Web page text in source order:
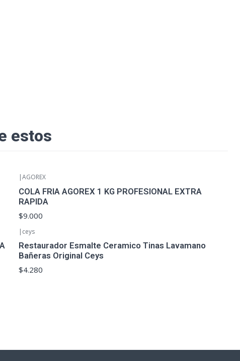
estos
|AGOREX
COLA FRIA AGOREX 1 KG PROFESIONAL EXTRA
RAPIDA
$9.000
| ceys
Restaurador Esmalte Ceramico Tinas Lavamano
Bañeras Original Ceys
$4.280